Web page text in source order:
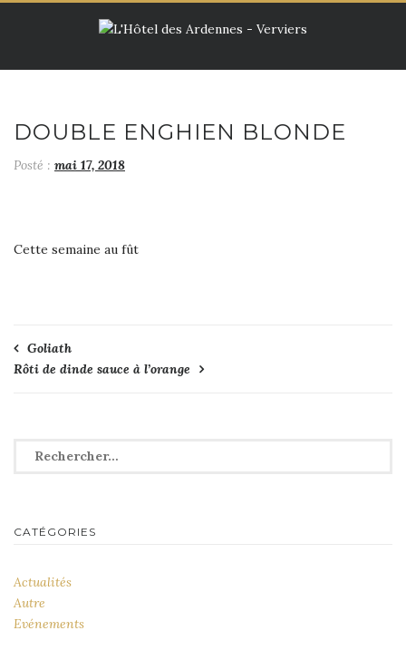
DOUBLE ENGHIEN BLONDE
Posté : mai 17, 2018
Cette semaine au fût
Navigation
de
Goliath
Rôti de dinde sauce à l’orange
Rechercher :
CATÉGORIES
Actualités
Autre
Evénements